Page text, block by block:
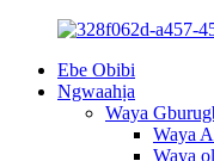
Ebe Obibi
Ngwaahịa
Waya
Waya
Waya